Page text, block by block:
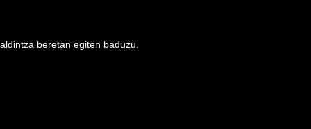
beretan egiten baduzu.